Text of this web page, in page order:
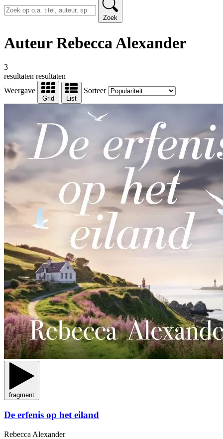
Zoek
Auteur Rebecca Alexander
3
resultaten resultaten
Weergave
Grid List
Sorteer
fragment
De erfenis op het eiland
Rebecca Alexander